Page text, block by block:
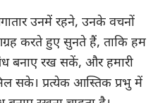
उनमें रहने, उनके वचनों
करते हुए सुनते हैं, ताकि हम
बनाए रख सकें, और हमारी
सके। प्रत्येक आस्तिक प्रभु में